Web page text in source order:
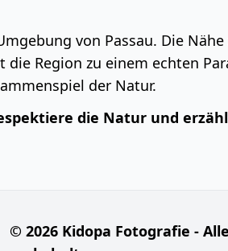
von Passau. Die
Region zu einem echten
der Natur.
die Natur und
© 2026 Kidopa Fotografie -